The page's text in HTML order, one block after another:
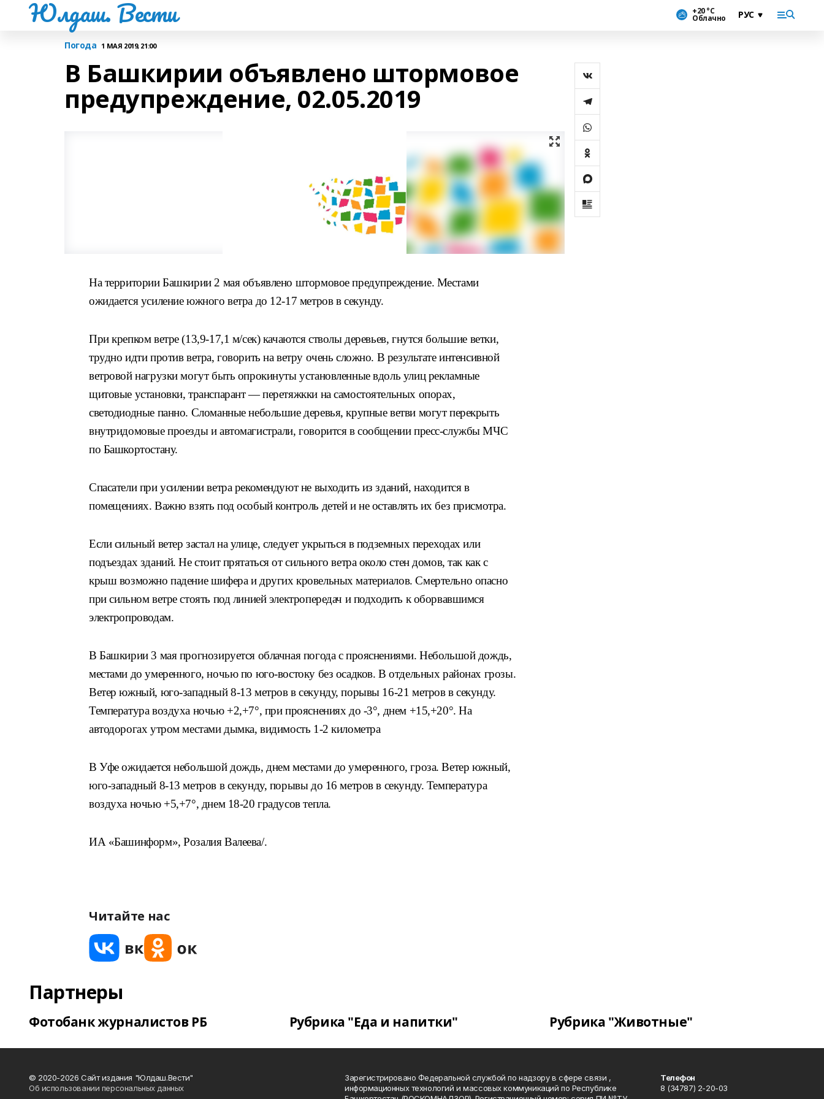
Юлдаш. Вести +20 °С
Облачно
Погода 1 МАЯ 2019, 21:00
В Башкирии объявлено штормовое
предупреждение, 02.05.2019
На территории Башкирии 2 мая объявлено штормовое предупреждение. Местами
ожидается усиление южного ветра до 12-17 метров в секунду.
При крепком ветре (13,9-17,1 м/сек) качаются стволы деревьев, гнутся большие ветки,
трудно идти против ветра, говорить на ветру очень сложно. В результате интенсивной
ветровой нагрузки могут быть опрокинуты установленные вдоль улиц рекламные
щитовые установки, транспарант — перетяжкки на самостоятельных опорах,
светодиодные панно. Сломанные небольшие деревья, крупные ветви могут перекрыть
внутридомовые проезды и автомагистрали, говорится в сообщении пресс-службы МЧС
по Башкортостану.
Спасатели при усилении ветра рекомендуют не выходить из зданий, находится в
помещениях. Важно взять под особый контроль детей и не оставлять их без присмотра.
Если сильный ветер застал на улице, следует укрыться в подземных переходах или
подъездах зданий. Не стоит прятаться от сильного ветра около стен домов, так как с
крыш возможно падение шифера и других кровельных материалов. Смертельно опасно
при сильном ветре стоять под линией электропередач и подходить к оборвавшимся
электропроводам.
В Башкирии 3 мая прогнозируется облачная погода с прояснениями. Небольшой дождь,
местами до умеренного, ночью по юго-востоку без осадков. В отдельных районах грозы.
Ветер южный, юго-западный 8-13 метров в секунду, порывы 16-21 метров в секунду.
Температура воздуха ночью +2,+7°, при прояснениях до -3°, днем +15,+20°. На
автодорогах утром местами дымка, видимость 1-2 километра
В Уфе ожидается небольшой дождь, днем местами до умеренного, гроза. Ветер южный,
юго-западный 8-13 метров в секунду, порывы до 16 метров в секунду. Температура
воздуха ночью +5,+7°, днем 18-20 градусов тепла.
ИА «Башинформ», Розалия Валеева/.
Читайте нас
Партнеры
Фотобанк журналистов РБ Рубрика "Еда и напитки" Рубрика "Животные"
© 2020-2026 Сайт издания "Юлдаш.Вести"
Об использовании персональных данных
Зарегистрировано Федеральной службой по надзору в сфере связи ,
информационных технологий и массовых коммуникаций по Республике
Телефон
8 (34787) 2-20-03